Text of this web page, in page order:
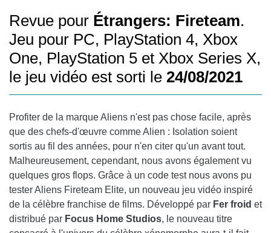
Revue pour Étrangers: Fireteam.
Jeu pour PC, PlayStation 4, Xbox
One, PlayStation 5 et Xbox Series X,
le jeu vidéo est sorti le 24/08/2021
Profiter de la marque Aliens n'est pas chose facile, après
que des chefs-d'œuvre comme Alien : Isolation soient
sortis au fil des années, pour n'en citer qu'un avant tout.
Malheureusement, cependant, nous avons également vu
quelques gros flops. Grâce à un code test nous avons pu
tester Aliens Fireteam Elite, un nouveau jeu vidéo inspiré
de la célèbre franchise de films. Développé par Fer froid et
distribué par Focus Home Studios, le nouveau titre